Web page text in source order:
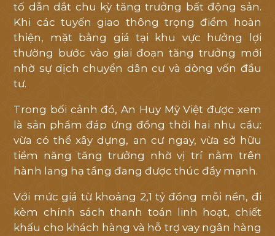
tố dẫn dắt chu kỳ tăng trưởng bất động sản.
Khi các tuyến giao thông trọng điểm hoàn
thiện, mặt bằng giá tại khu vực hưởng lợi
thường bước vào giai đoạn tăng trưởng mới
nhờ sự dịch chuyển dân cư và dòng vốn đầu
tư.
Trong bối cảnh đó, An Huy Mỹ Việt được xem
là sản phẩm đáp ứng đồng thời hai nhu cầu:
vừa có thể xây dựng, an cư ngay, vừa sở hữu
tiềm năng tăng trưởng nhờ vị trí nằm trên
hành lang hạ tầng đang được thúc đẩy mạnh.
Với mức giá từ khoảng 2,1 tỷ đồng mỗi nền, đi
kèm chính sách thanh toán linh hoạt, chiết
khấu cho khách hàng và hỗ trợ vay ngân hàng